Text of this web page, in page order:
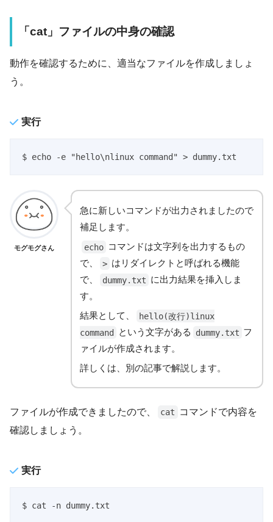
「cat」ファイルの中身の確認
動作を確認するために、適当なファイルを作成しましょ
う。
実行
$ echo -e "hello\nlinux command" > dummy.txt
モグモグさん
急に新しいコマンドが出力されましたので
補足します。
echo コマンドは文字列を出力するもの
で、
> はリダイレクトと呼ばれる機能
で、
dummy.txt に出力結果を挿入しま
す。
結果として、
hello(改行)linux
command
という文字がある dummy.txt フ
ァイルが作成されます。
詳しくは、別の記事で解説します。
ファイルが作成できましたので、 cat
コマンドで内容を
確認しましょう。
実行
$ cat -n dummy.txt